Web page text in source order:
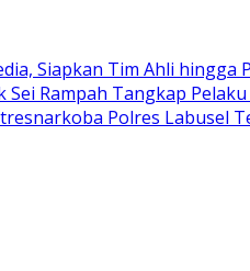
Siapkan Tim Ahli hingga
Sei Rampah Tangkap
Polres Labusel